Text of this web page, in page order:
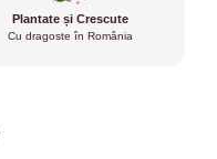
Plantate și Crescute
Cu dragoste în România